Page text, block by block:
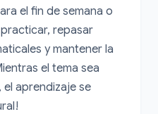
el fin de semana o
repasar
y mantener la
el tema sea
aprendizaje se